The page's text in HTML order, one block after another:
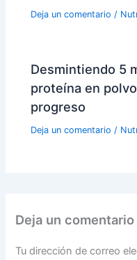
Deja un comentario /
Desmintiendo 5
proteína en
progreso
Deja un comentario /
Deja un comentario
Tu dirección de correo